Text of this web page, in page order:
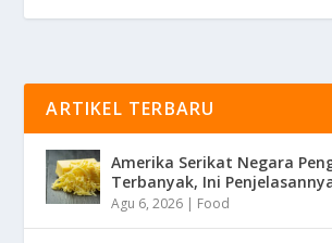
ARTIKEL TERBARU
Amerika Serikat Negara
Terbanyak, Ini
Agu 6, 2026 | Food